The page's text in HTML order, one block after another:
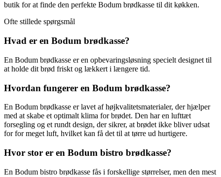
butik for at finde den perfekte Bodum brødkasse til dit køkken.
Ofte stillede spørgsmål
Hvad er en Bodum brødkasse?
En Bodum brødkasse er en opbevaringsløsning specielt designet til
at holde dit brød friskt og lækkert i længere tid.
Hvordan fungerer en Bodum brødkasse?
En Bodum brødkasse er lavet af højkvalitetsmaterialer, der hjælper
med at skabe et optimalt klima for brødet. Den har en lufttæt
forsegling og et rundt design, der sikrer, at brødet ikke bliver udsat
for for meget luft, hvilket kan få det til at tørre ud hurtigere.
Hvor stor er en Bodum bistro brødkasse?
En Bodum bistro brødkasse fås i forskellige størrelser, men den mest